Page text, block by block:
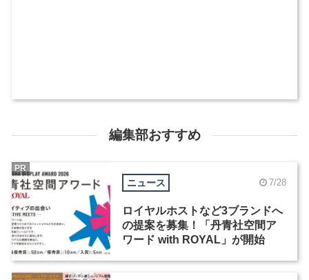
編集部おすすめ
ニュース 7/28
ロイヤルホストなど3ブランドへ
の提案を募集！「丹青社空間ア
ワード with ROYAL」が開始
PR